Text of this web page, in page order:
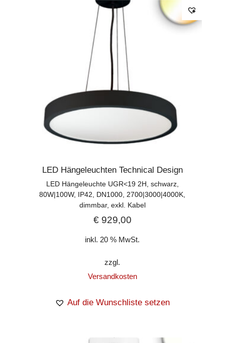
LED Hängeleuchten Technical Design
LED Hängeleuchte UGR<19 2H, schwarz,
80W|100W, IP42, DN1000, 2700|3000|4000K,
dimmbar, exkl. Kabel
€929,00
inkl. 20 % MwSt.
zzgl.
Versandkosten
Auf die Wunschliste setzen